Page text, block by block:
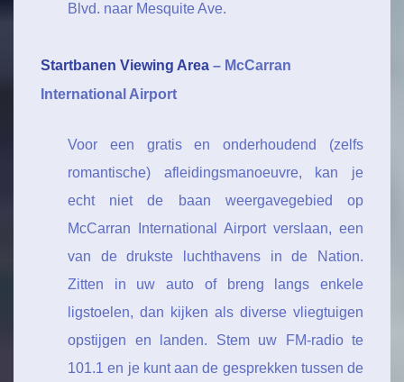
Blvd. naar Mesquite Ave.
Startbanen Viewing Area – McCarran
International Airport
Voor een gratis en onderhoudend (zelfs
romantische) afleidingsmanoeuvre, kan je
echt niet de baan weergavegebied op
McCarran International Airport verslaan, een
van de drukste luchthavens in de Nation.
Zitten in uw auto of breng langs enkele
ligstoelen, dan kijken als diverse vliegtuigen
opstijgen en landen. Stem uw FM-radio te
101.1 en je kunt aan de gesprekken tussen de